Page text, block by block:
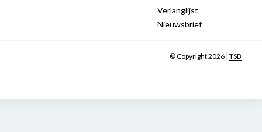
Verlanglijst
Nieuwsbrief
© Copyright 2026 | TSB